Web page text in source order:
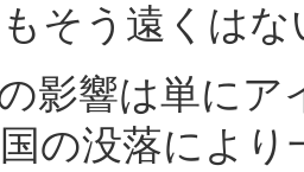
そう遠くは
影響は単にア
の没落によ